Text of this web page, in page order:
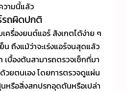
วามนี้แล้ว
รถผิดปกติ
ครื่องยนต์แอร์ สังเกตได้ง่าย ๆ
น ถึงแม้ว่าจะเร่งแอร์จนสุดแล้ว
บื้องต้นสามารถตรวจเช็กที่มา
ยตนเอง โดยการตรวจดูแผ่น
หรือสิ่งสกปรกอุดตันหรือเปล่า